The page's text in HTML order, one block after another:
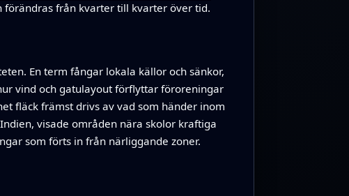
förändras från kvarter till kvarter över tid.
En term fångar lokala källor och sänkor,
vind och gatulayout förflyttar föroreningar
fläck främst drivs av vad som händer inom
visade områden nära skolor kraftiga
som förts in från närliggande zoner.